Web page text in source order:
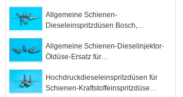
Allgemeine Schienen-
Dieseleinspritzdüsen Bosch,
DLLA155P948
Allgemeine Schienen-Dieselinjektor-
Öldüse-Ersatz für
Hochdruckdieseleinspritzdüsen für
Schienen-Kraftstoffeinspritzdüse